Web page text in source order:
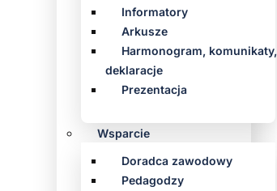
Informatory
Arkusze
Harmonogram, komunikaty,
deklaracje
Prezentacja
Wsparcie
Doradca zawodowy
Pedagodzy